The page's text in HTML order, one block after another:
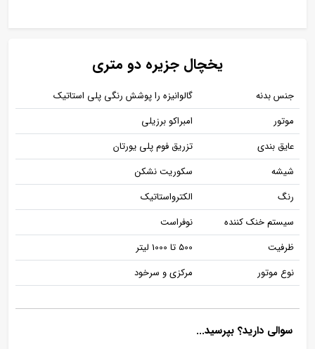
یخچال جزیره دو متری
جنس بدنه
گالوانیزه را پوشش رنگی پلی استاتیک
موتور
امبراکو برزیلی
عایق بندی
تزریق فوم پلی یورتان
شیشه
سکوریت نشکن
رنگ
الکترواستاتیک
سیستم خنک کننده
نوفراست
ظرفیت
500 تا 1000 لیتر
نوع موتور
مرکزی و سرخود
سوالی دارید؟ بپرسید...